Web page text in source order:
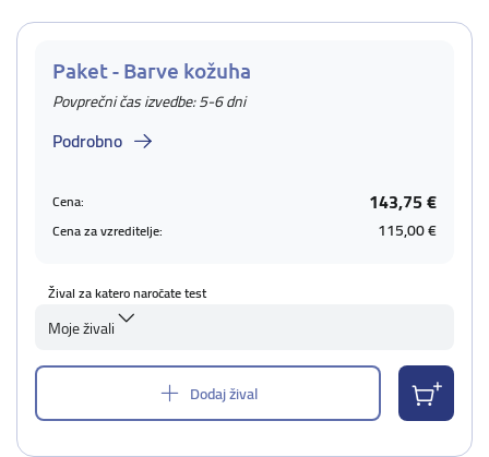
Paket - Barve kožuha
Povprečni čas izvedbe: 5-6 dni
Podrobno
Cena: 143,75 €
Cena za vzreditelje: 115,00 €
Žival za katero naročate test
Moje živali
Dodaj žival